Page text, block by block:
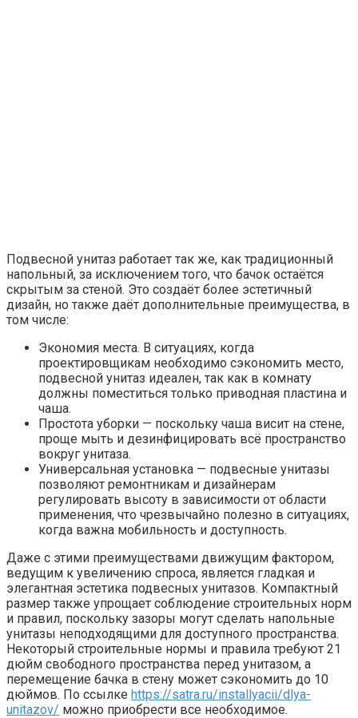
Подвесной унитаз работает так же, как традиционный
напольный, за исключением того, что бачок остаётся
скрытым за стеной. Это создаёт более эстетичный
дизайн, но также даёт дополнительные преимущества, в
том числе:
Экономия места. В ситуациях, когда
проектировщикам необходимо сэкономить место,
подвесной унитаз идеален, так как в комнату
должны поместиться только приводная пластина и
чаша.
Простота уборки — поскольку чаша висит на стене,
проще мыть и дезинфицировать всё пространство
вокруг унитаза.
Универсальная установка — подвесные унитазы
позволяют ремонтникам и дизайнерам
регулировать высоту в зависимости от области
применения, что чрезвычайно полезно в ситуациях,
когда важна мобильность и доступность.
Даже с этими преимуществами движущим фактором,
ведущим к увеличению спроса, является гладкая и
элегантная эстетика подвесных унитазов. Компактный
размер также упрощает соблюдение строительных норм
и правил, поскольку зазоры могут сделать напольные
унитазы неподходящими для доступного пространства.
Некоторый строительные нормы и правила требуют 21
дюйм свободного пространства перед унитазом, а
перемещение бачка в стену может сэкономить до 10
дюймов. По ссылке https://satra.ru/installyacii/dlya-
unitazov/ можно приобрести все необходимое.